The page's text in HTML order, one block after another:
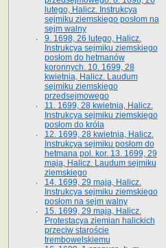
lutego, Halicz. Instrukcya
sejmiku ziemskiego posłom na
sejm walny
9. 1698, 26 lutego, Halicz.
Instrukcya sejmiku ziemskiego
posłom do hetmanów
koronnych. 10. 1699, 28
kwietnia, Halicz. Laudum
sejmiku ziemskiego
przedsejmowego
11. 1699, 28 kwietnia, Halicz.
Instrukcya sejmiku ziemskiego
posłom do króla
12. 1699, 28 kwietnia, Halicz.
Instrukcya sejmiku posłom do
hetmana pol. kor. 13. 1699, 29
maja, Halicz. Laudum sejmiku
ziemskiego
14. 1699, 29 maja, Halicz.
Instrukcya sejmiku ziemskiego
posłom na sejm walny
15. 1699, 29 maja, Halicz.
Protestacya ziemian halickich
przeciw staroście
trembowelskiemu